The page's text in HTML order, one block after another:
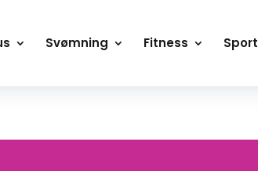
Svømning Fitness Sport